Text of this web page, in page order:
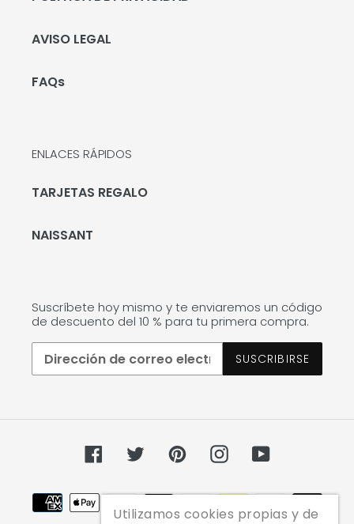
AVISO LEGAL
FAQs
ENLACES RÁPIDOS
TARJETAS REGALO
NAISSANT
Suscríbete hoy mismo y te enviaremos un código
de descuento del 10 % para tu primera compra.
SUSCRIBIRSE
FacebookTwitterPinterestInstagramYouTube
Métodos
de
Utilizamos cookies propias y de